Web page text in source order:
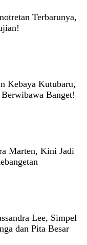
Terbarunya,
Kebaya Kutubaru,
Banget!
Marten, Kini Jadi
Lee, Simpel
dan Pita Besar